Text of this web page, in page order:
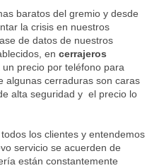
baratos del gremio y desde
la crisis en nuestros
de datos de nuestros
en cerrajeros
precio por teléfono para
algunas cerraduras son caras
alta seguridad y el precio lo
los clientes y entendemos
servicio se acuerden de
están constantemente